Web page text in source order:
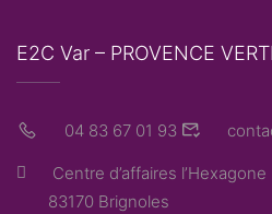
E2C Var – PROVENCE
04 83 67 01 93
Centre d’affaires l’Hexagone
83170 Brignoles